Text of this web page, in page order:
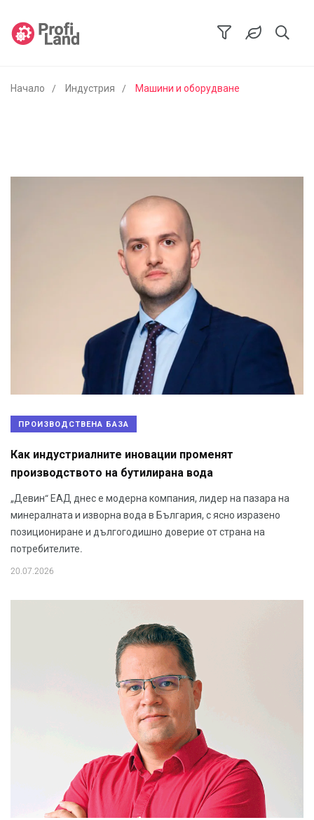
Начало Индустрия Машини и оборудване
ПРОИЗВОДСТВЕНА БАЗА
Как индустриалните иновации променят
производството на бутилирана вода
„Девин“ ЕАД днес е модерна компания, лидер на пазара на
минералната и изворна вода в България, с ясно изразено
позициониране и дългогодишно доверие от страна на
потребителите.
20.07.2026